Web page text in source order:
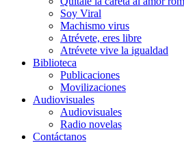
Soy Viral
Machismo virus
Atrévete, eres libre
Atrévete vive la igualdad
Biblioteca
Publicaciones
Movilizaciones
Audiovisuales
Audiovisuales
Radio novelas
Contáctanos